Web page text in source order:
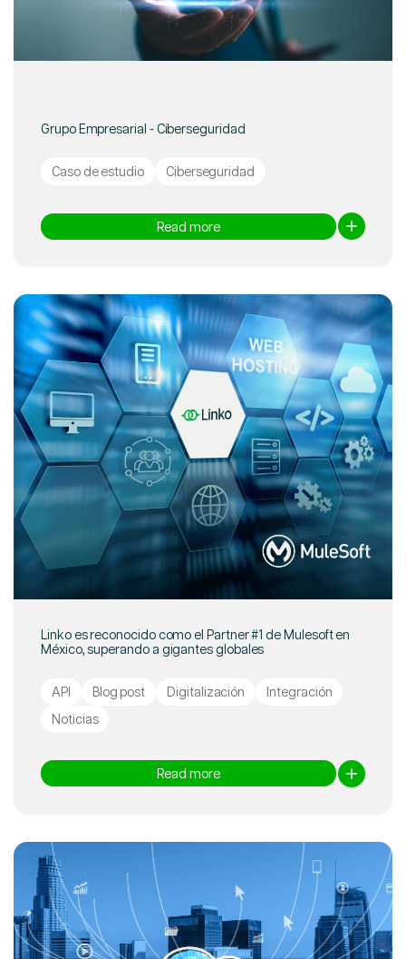
Grupo Empresarial - Ciberseguridad
Caso de estudio Ciberseguridad
Read more
Linko es reconocido como el Partner #1 de Mulesoft en
México, superando a gigantes globales
API Blog post Digitalización
Integración
Noticias
Read more